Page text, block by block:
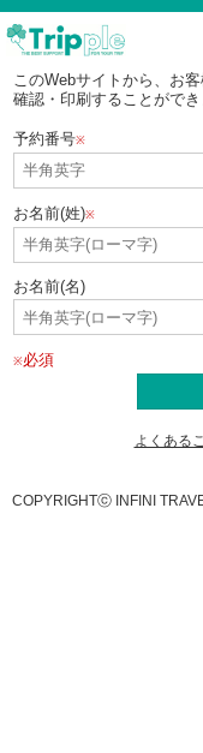
このWebサイトから、お
確認・印刷することができ
予約番号※
お名前(姓)※
お名前(名)
※必須
よくある
COPYRIGHTⓒ INFINI